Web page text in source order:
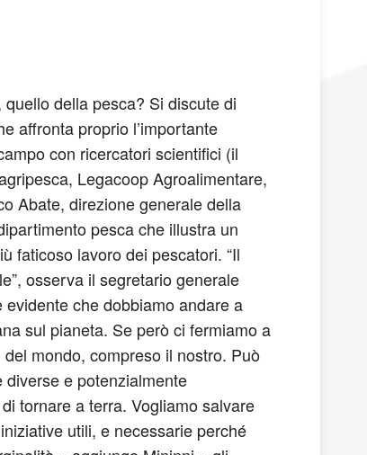
della pesca? Si discute di
affronta proprio l’importante
con ricercatori scientifici (il
Legacoop Agroalimentare,
Abate, direzione generale della
pesca che illustra un
faticoso lavoro dei pescatori. “Il
osserva il segretario generale
che dobbiamo andare a
sul pianeta. Se però ci fermiamo a
mondo, compreso il nostro. Può
e potenzialmente
tornare a terra. Vogliamo salvare
utili, e necessarie perché